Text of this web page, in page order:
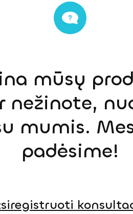
mūsų
nežinote,
mumis.
padėsime!